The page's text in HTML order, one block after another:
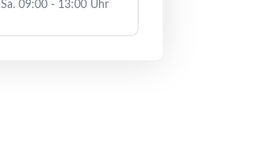
Sa. 09:00 - 13:00 Uhr